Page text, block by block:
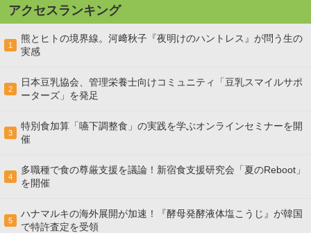
アクセスランキング
1
熊とヒトの境界線。河﨑秋子『夜明けのハントレス』が問う生の
実感
2
日本豆乳協会、管理栄養士向けコミュニティ「豆乳スマイルサポ
ーターズ」を発足
3
特別食加算「嚥下調整食」の実践を学ぶオンラインセミナーを開
催
4
多職種で食の尊厳支援を議論！新宿食支援研究会「夏のReboot」
を開催
5
ハナマルキの海外展開が加速！『酵母発酵液体塩こうじ』が韓国
で特許査定を受領